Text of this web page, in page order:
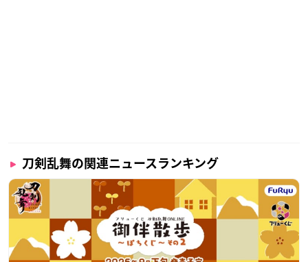
刀剣乱舞の関連ニュースランキング